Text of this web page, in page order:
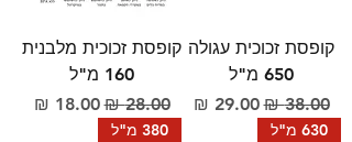
קופסת זכוכית עגולה
650 מ"ל
מחיר רגיל‏38.00 ‏₪ מחיר מבצע‏29.00 ‏₪
קופסת זכוכית מלבנית
160 מ"ל
מחיר רגיל‏28.00 ‏₪ מחיר מבצע‏18.00 ‏₪
630 מ"ל 380 מ"ל